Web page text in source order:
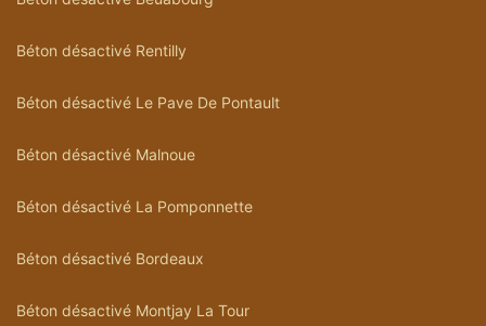
Béton désactivé Rentilly
Béton désactivé Le Pave De Pontault
Béton désactivé Malnoue
Béton désactivé La Pomponnette
Béton désactivé Bordeaux
Béton désactivé Montjay La Tour